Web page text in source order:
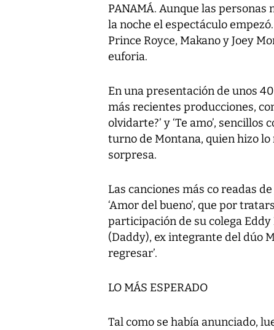
PANAMÁ. Aunque las personas
la noche el espectáculo
Prince Royce, Makano y Joey
euforia.
En una presentación de unos
más recientes producciones,
olvidarte?’ y ‘Te amo’,
turno de Montana, quien hizo
sorpresa.
Las canciones más co readas de
‘Amor del bueno’, que por
participación de su colega
(Daddy), ex integrante del dúo
regresar’.
LO MÁS ESPERADO
Tal como se había anunciado,